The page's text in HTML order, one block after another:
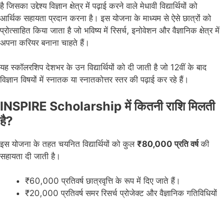
है जिसका उद्देश्य विज्ञान क्षेत्र में पढ़ाई करने वाले मेधावी विद्यार्थियों को
आर्थिक सहायता प्रदान करना है। इस योजना के माध्यम से ऐसे छात्रों को
प्रोत्साहित किया जाता है जो भविष्य में रिसर्च, इनोवेशन और वैज्ञानिक क्षेत्र में
अपना करियर बनाना चाहते हैं।
यह स्कॉलरशिप देशभर के उन विद्यार्थियों को दी जाती है जो 12वीं के बाद
विज्ञान विषयों में स्नातक या स्नातकोत्तर स्तर की पढ़ाई कर रहे हैं।
INSPIRE Scholarship में कितनी राशि मिलती
है?
इस योजना के तहत चयनित विद्यार्थियों को कुल ₹80,000 प्रति वर्षकी
सहायता दी जाती है।
₹60,000 प्रतिवर्ष छात्रवृत्ति के रूप में दिए जाते हैं।
₹20,000 प्रतिवर्ष समर रिसर्च प्रोजेक्ट और वैज्ञानिक गतिविधियों